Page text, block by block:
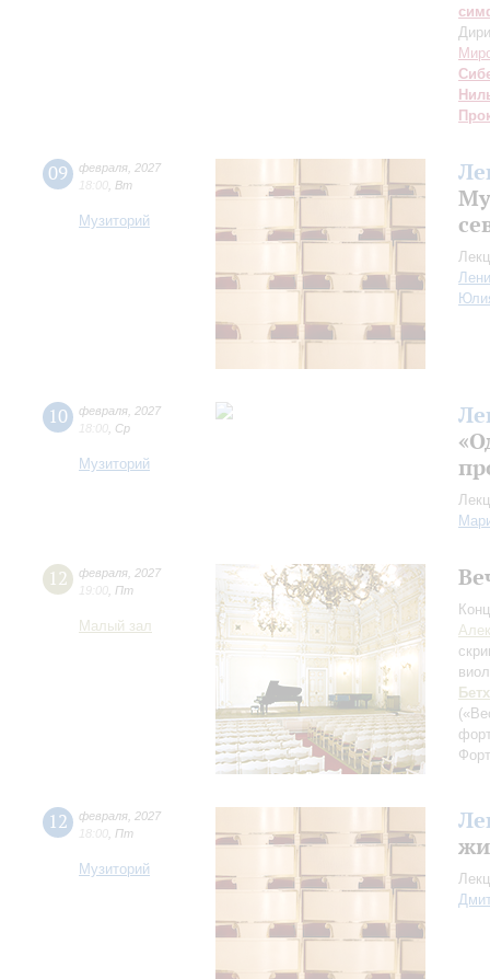
09 февраля 2027
18:00 Вт
Музиторий
10 февраля 2027
18:00 Ср
Музиторий
12 февраля 2027
19:00 Пт
Малый зал
12 февраля 2027
18:00 Пт
Музиторий